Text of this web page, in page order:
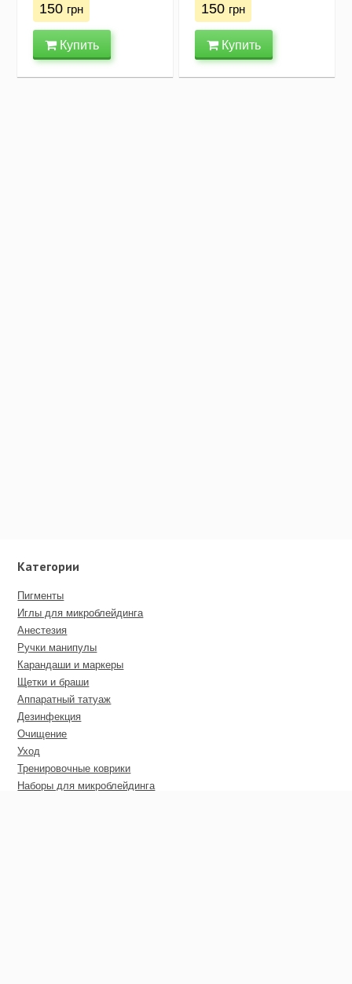
150 грн
Купить
150 грн
Купить
Категории
Пигменты
Иглы для микроблейдинга
Анестезия
Ручки манипулы
Карандаши и маркеры
Щетки и браши
Аппаратный татуаж
Дезинфекция
Очищение
Уход
Тренировочные коврики
Наборы для микроблейдинга